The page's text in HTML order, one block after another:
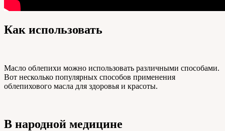
Как использовать
Масло облепихи можно использовать различными способами.
Вот несколько популярных способов применения
облепихового масла для здоровья и красоты.
В народной медицине